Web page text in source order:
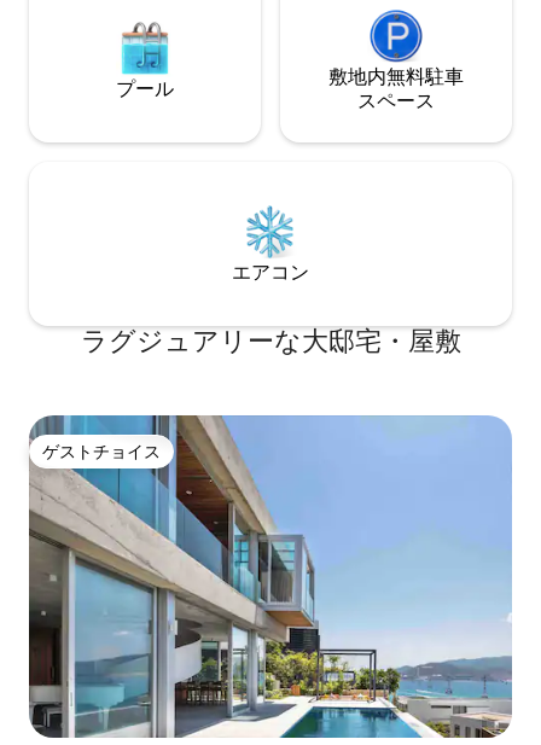
プール
敷地内無料駐⁠車
ス⁠ペ⁠ー⁠ス
エアコン
ラグジュアリーな大邸宅・屋敷
ゲストチョイス
ゲストチョイス